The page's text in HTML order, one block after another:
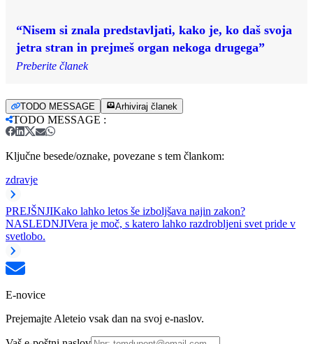
“Nisem si znala predstavljati, kako je, ko daš svoja
jetra stran in prejmeš organ nekoga drugega”
Preberite članek
TODO MESSAGE Arhiviraj članek
TODO MESSAGE :
Ključne besede/oznake, povezane s tem člankom:
zdravje
PREJŠNJIKako lahko letos še izboljšava najin zakon?
NASLEDNJIVera je moč, s katero lahko razdrobljeni svet pride v
svetlobo.
E-novice
Prejemajte Aleteio vsak dan na svoj e-naslov.